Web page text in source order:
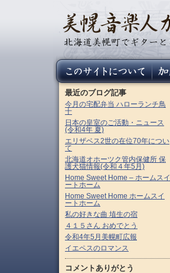
最近のブログ記事
今月の宅配弁当 ハローランチ鳥
十
日本の皇室のご活動・ニュース
(令和4年 夏)
エリザベス2世の在位70年につい
て
北海道オホーツク管内保健所 保
護犬猫情報(令和４年5月)
Home Sweet Home – ホームスイ
ートホーム
Home Sweet Home ホームスイ
ートホーム
私の好きな曲 埴生の宿
４１５さん おめでとう
令和4年5月美幌町広報
イエペスのロマンス
コメントありがとう